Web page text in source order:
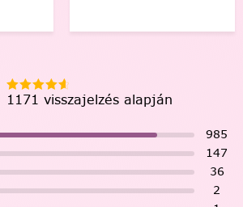
1171 visszajelzés alapján
985
147
36
2